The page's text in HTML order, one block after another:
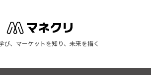
び、マーケットを知り、未来を描く